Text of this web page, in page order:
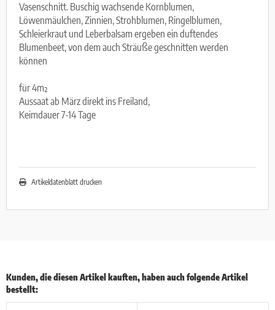
Vasenschnitt. Buschig wachsende Kornblumen,
Löwenmäulchen, Zinnien, Strohblumen, Ringelblumen,
Schleierkraut und Leberbalsam ergeben ein duftendes
Blumenbeet, von dem auch Sträuße geschnitten werden
können
für 4m²
Aussaat ab März direkt ins Freiland,
Keimdauer 7-14 Tage
Artikeldatenblatt drucken
Kunden, die diesen Artikel kauften, haben auch folgende Artikel
bestellt: